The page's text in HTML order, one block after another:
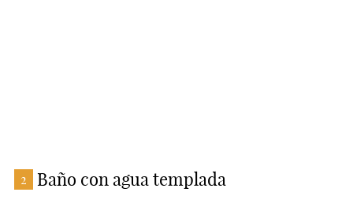
2 Baño con agua templada